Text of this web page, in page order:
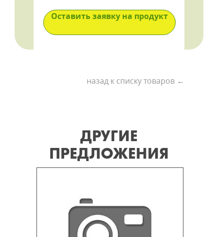
Оставить заявку на продукт
назад к списку товаров ←
ДРУГИЕ
ПРЕДЛОЖЕНИЯ